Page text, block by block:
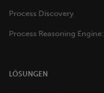
Process Discovery
Process Reasoning Engine:
LÖSUNGEN